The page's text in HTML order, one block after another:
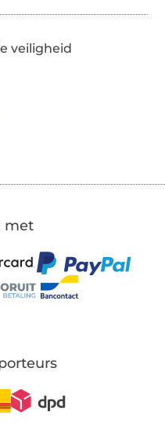
veiligheid
met